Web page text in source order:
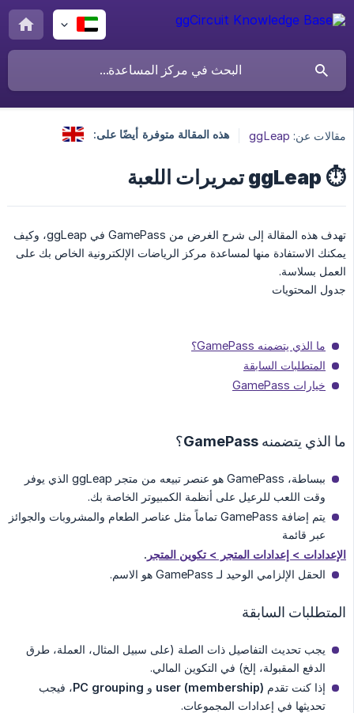
مقالات عن: ggLeap هذه المقالة متوفرة أيضًا على:
⏱️ ggLeap تمريرات اللعبة
تهدف هذه المقالة إلى شرح الغرض من GamePass في ggLeap، وكيف
يمكنك الاستفادة منها لمساعدة مركز الرياضات الإلكترونية الخاص بك على
العمل بسلاسة.
جدول المحتويات
ما الذي يتضمنه GamePass؟
المتطلبات السابقة
خيارات GamePass
ما الذي يتضمنه GamePass؟
ببساطة، GamePass هو عنصر تبيعه من متجر ggLeap الذي يوفر
وقت اللعب للرعيل على أنظمة الكمبيوتر الخاصة بك.
يتم إضافة GamePass تماماً مثل عناصر الطعام والمشروبات والجوائز
عبر قائمة
الإعدادات > إعدادات المتجر > تكوين المتجر .
الحقل الإلزامي الوحيد لـ GamePass هو الاسم.
المتطلبات السابقة
يجب تحديث التفاصيل ذات الصلة (على سبيل المثال، العملة، طرق
الدفع المقبولة، إلخ) في التكوين المالي.
إذا كنت تقدم user (membership) و PC grouping، فيجب
تحديثها في إعدادات المجموعات.